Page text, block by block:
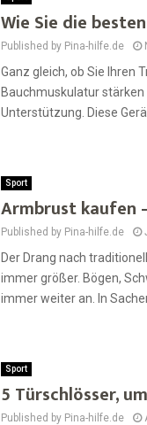
Wie Sie die
Published by Pina-hilfe.de
Ganz gleich, ob Sie Ihren
Bauchmuskulatur
Unterstützung. Diese
Sport
Armbrust kaufen
Published by Pina-hilfe.de
Der Drang nach
immer größer. Bögen,
immer weiter an. In
Sport
5 Türschlösser,
Published by Pina-hilfe.de